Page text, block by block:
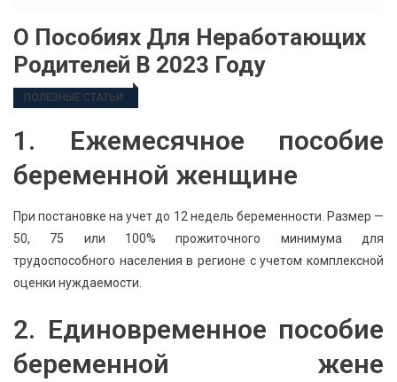
О Пособиях Для Неработающих
Родителей В 2023 Году
ПОЛЕЗНЫЕ СТАТЬИ
1. Ежемесячное пособие
беременной женщине
При постановке на учет до 12 недель беременности. Размер —
50, 75 или 100% прожиточного минимума для
трудоспособного населения в регионе с учетом комплексной
оценки нуждаемости.
2. Единовременное пособие
беременной жене